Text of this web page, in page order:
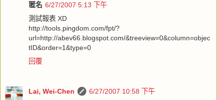
匿名 6/27/2007 5:13 下午
測試報表 XD
http://tools.pingdom.com/fpt/?
url=http://abev66.blogspot.com/&treeview=0&column=objec
tID&order=1&type=0
回覆
Lai, Wei-Chen
6/27/2007 10:58 下午